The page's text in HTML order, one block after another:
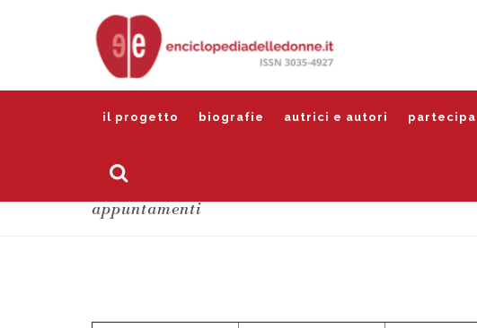
il progetto biografie autrici e autori partecipa
appuntamenti